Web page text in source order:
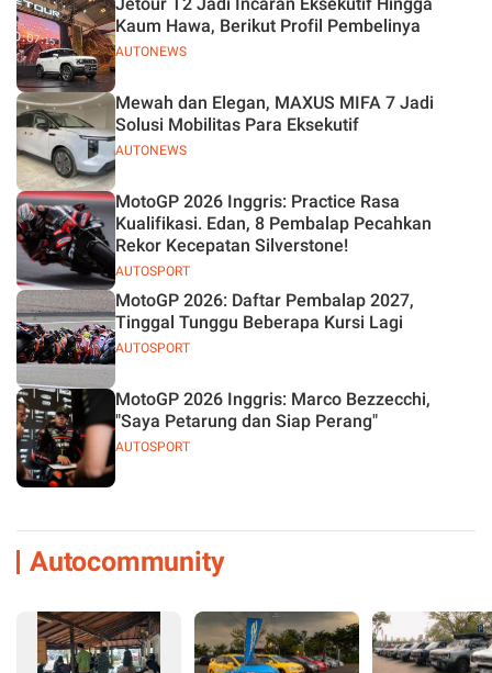
AUTONEWS
Kaum Hawa, Berikut Profil Pembelinya
AUTONEWS
Mewah dan Elegan, MAXUS MIFA 7 Jadi
Solusi Mobilitas Para Eksekutif
AUTOSPORT
MotoGP 2026 Inggris: Practice Rasa
Kualifikasi. Edan, 8 Pembalap Pecahkan
Rekor Kecepatan Silverstone!
AUTOSPORT
MotoGP 2026: Daftar Pembalap 2027,
Tinggal Tunggu Beberapa Kursi Lagi
AUTOSPORT
MotoGP 2026 Inggris: Marco Bezzecchi,
"Saya Petarung dan Siap Perang"
Autocommunity